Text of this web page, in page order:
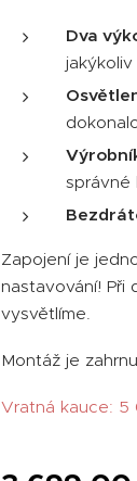
Dva
správné
Zapojení je
nastavování! Při
vysvětlíme.
Montáž je
Vratná kauce: